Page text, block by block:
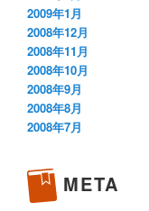
2009年1月
2008年12月
2008年11月
2008年10月
2008年9月
2008年8月
2008年7月
META